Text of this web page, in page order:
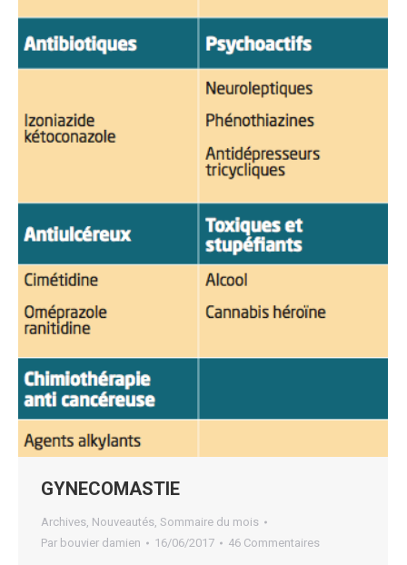
GYNECOMASTIE
Archives, Nouveautés, Sommaire du mois
Par bouvier damien 16/06/2017 46 Commentaires